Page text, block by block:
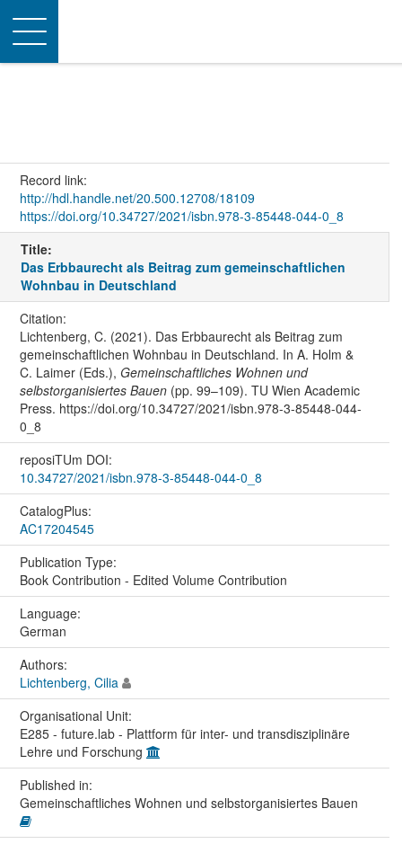
Toggle
navigation
Record link:
http://hdl.handle.net/20.500.12708/18109
https://doi.org/10.34727/2021/isbn.978-3-85448-044-0_8
Title:
Das Erbbaurecht als Beitrag zum gemeinschaftlichen
Wohnbau in Deutschland
Citation:
Lichtenberg, C. (2021). Das Erbbaurecht als Beitrag zum
gemeinschaftlichen Wohnbau in Deutschland. In A. Holm &
C. Laimer (Eds.), Gemeinschaftliches Wohnen und
selbstorganisiertes Bauen(pp. 99–109). TU Wien Academic
Press. https://doi.org/10.34727/2021/isbn.978-3-85448-044-
0_8
reposiTUm DOI:
10.34727/2021/isbn.978-3-85448-044-0_8
CatalogPlus:
AC17204545
Publication Type:
Book Contribution - Edited Volume Contribution
Language:
German
Authors:
Lichtenberg, Cilia
Organisational Unit:
E285 - future.lab - Plattform für inter- und transdisziplinäre
Lehre und Forschung
Published in:
Gemeinschaftliches Wohnen und selbstorganisiertes Bauen